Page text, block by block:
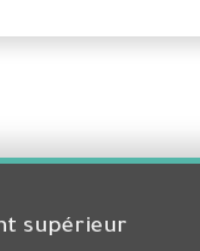
supérieur